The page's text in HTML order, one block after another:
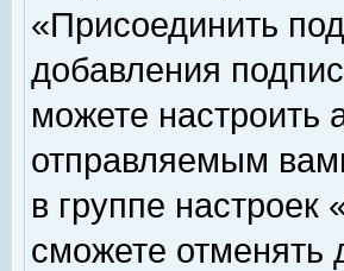
«Присоединить
добавления
можете настроить
отправляемым
в группе
сможете отменять